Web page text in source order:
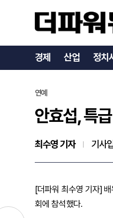
경제 산업 정치
연예
안효섭, 특
최수영 기자 기사
[더파워 최수영 기자]
회에 참석했다.